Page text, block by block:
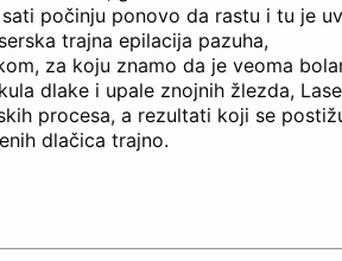
počinju ponovo da rastu i tu je
trajna epilacija pazuha,
za koju znamo da je veoma
dlake i upale znojnih žlezda,
procesa, a rezultati koji se
dlačica trajno.